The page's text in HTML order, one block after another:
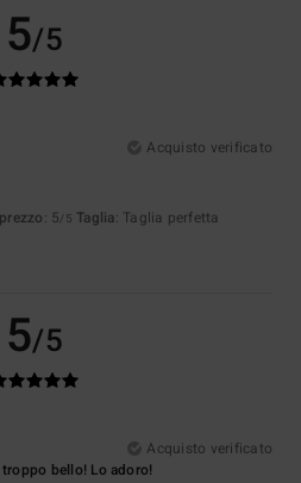
5/5
Acquisto verificato
: 5/5 Taglia: Taglia perfetta
5/5
Acquisto verificato
bello! Lo adoro!